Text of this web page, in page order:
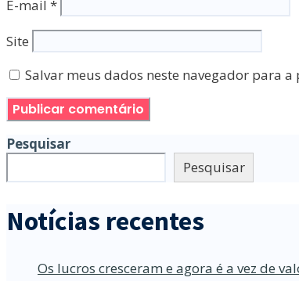
E-mail *
Site
Salvar meus dados neste navegador para
Pesquisar
Pesquisar
Notícias recentes
Os lucros cresceram e agora é a vez de